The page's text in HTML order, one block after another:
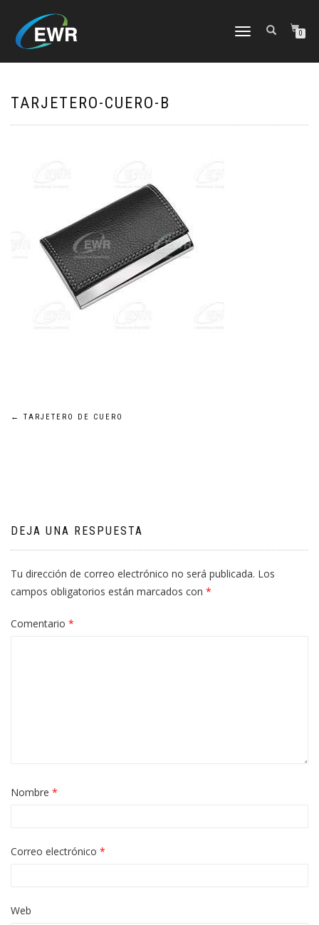
CAMBIAR
0
TARJETERO-CUERO-B
Navegación
← TARJETERO DE CUERO
DEJA UNA RESPUESTA
Tu dirección de correo electrónico no será publicada. Los
campos obligatorios están marcados con *
Comentario *
Nombre *
Correo electrónico *
Web